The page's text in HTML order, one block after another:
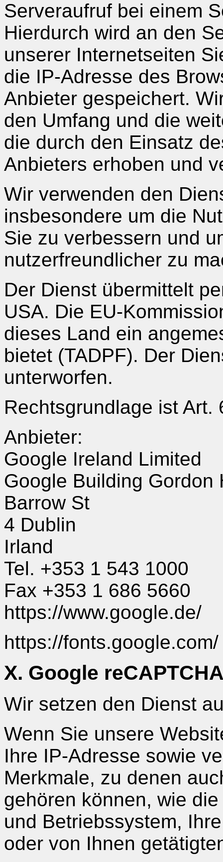
Serveraufruf bei einem
Hierdurch wird an den
unserer Internetseiten
die IP-Adresse des
Anbieter gespeichert.
den Umfang und die
die durch den Einsatz
Anbieters erhoben und
Wir verwenden den
insbesondere um die
Sie zu verbessern und
nutzerfreundlicher zu
Der Dienst übermittelt
USA. Die EU-
dieses Land ein
bietet (TADPF). Der
unterworfen.
Rechtsgrundlage ist Art.
Anbieter:
Google Ireland Limited
Google Building Gordon
Barrow St
4 Dublin
Irland
Tel. +353 1 543 1000
Fax +353 1 686 5660
https://www.google.de/
https://fonts.google.com/
X. Google
Wir setzen den Dienst
Wenn Sie unsere
Ihre IP-Adresse sowie
Merkmale, zu denen
gehören können, wie
und Betriebssystem,
oder von Ihnen